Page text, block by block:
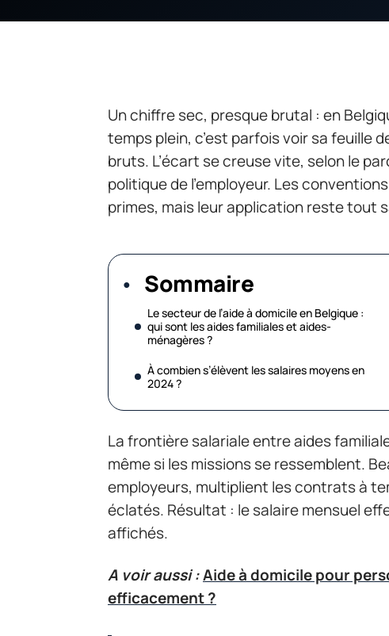
Un chiffre sec, presque brutal : en
temps plein, c’est parfois voir sa feuille
bruts. L’écart se creuse vite, selon le
politique de l’employeur. Les
primes, mais leur application reste tout
Sommaire
Le secteur de l’aide à domicile en Belgique :
qui sont les aides familiales et aides-
ménagères ?
À combien s’élèvent les salaires moyens en
2024 ?
La frontière salariale entre aides
même si les missions se ressemblent.
employeurs, multiplient les contrats à
éclatés. Résultat : le salaire mensuel
affichés.
A voir aussi :Aide à domicile pour
efficacement ?